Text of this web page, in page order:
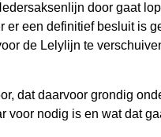
door gaat
er een definitief besluit is
de Lelylijn te
dat daarvoor grondig
voor nodig is en wat dat